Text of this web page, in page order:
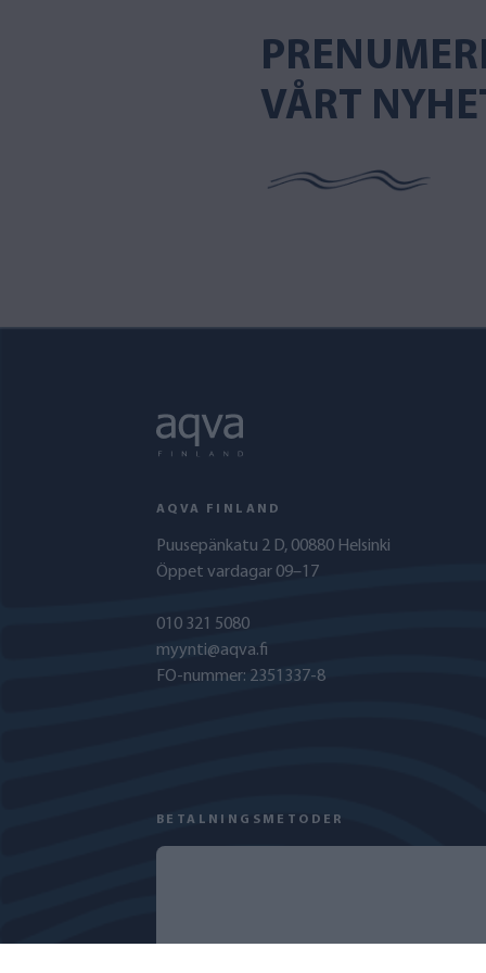
VÅRT
AQVA FINLAND
Puusepänkatu 2 D, 00880 Helsinki
Öppet vardagar 09–17
010 321 5080
myynti@aqva.fi
FO-nummer: 2351337-8
BETALNINGSMETODER